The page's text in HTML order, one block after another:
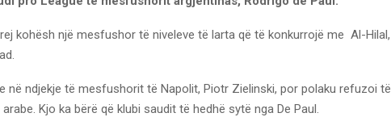
kohësh një mesfushor të niveleve të larta që të konkurrojë me Al-Hilal,
në ndjekje të mesfushorit të Napolit, Piotr Zielinski, por polaku refuzoi të
Kjo ka bërë që klubi saudit të hedhë sytë nga De Paul.